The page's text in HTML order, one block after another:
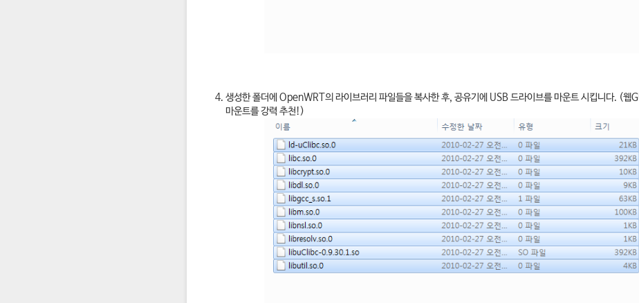
생성한 폴더에 OpenWRT의 라이브러리 파일들을 복사한 후, 공유기에 USB 드라이브를 마운트 시킵니다. (
마운트를 강력 추천!)